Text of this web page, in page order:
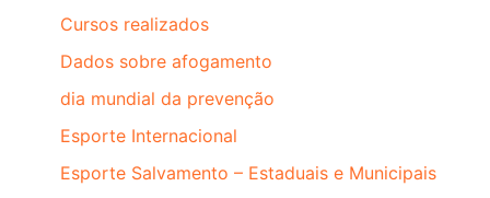
Cursos realizados
Dados sobre afogamento
dia mundial da prevenção
Esporte Internacional
Esporte Salvamento – Estaduais e Municipais